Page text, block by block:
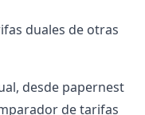
duales de otras
desde papernest
de tarifas